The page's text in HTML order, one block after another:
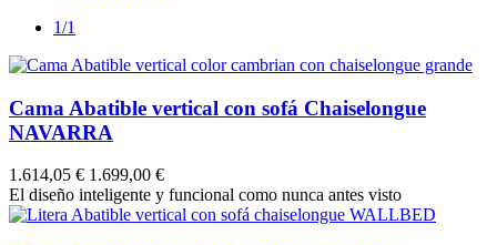
1/1
Cama Abatible vertical con sofá Chaiselongue
NAVARRA
1.614,05 € 1.699,00 €
El diseño inteligente y funcional como nunca antes visto